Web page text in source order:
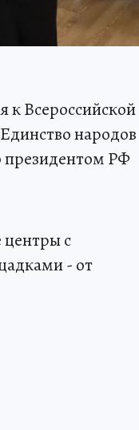
к Всероссийской
народов
президентом РФ
центры с
- от